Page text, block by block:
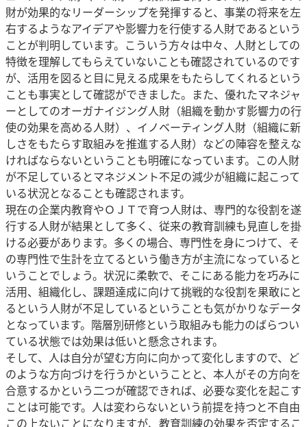
財が効果的なリーダーシップを発揮すると、事業の将来を左
右するようなアイデアや影響力を行使する人財であるという
ことが判明しています。こういう方々は中々、人財としての
特徴を理解してもらえていないことも確認されているのです
が、活用を図ると目に見える成果をもたらしてくれるという
ことも事実として確認ができました。また、優れたマネジャ
ーとしてのオーガナイジング人財（組織を動かす影響力の行
使の効果を高める人財）、イノベーティング人財（組織に新
しさをもたらす取組みを推進する人財）などの陣容を整えな
ければならないということも明確になっています。この人財
が不足しているとマネジメント不足の減少が組織に起こって
いる状況となることも確認されます。
現在の企業内教育やＯＪＴで育つ人財は、専門的な役割を遂
行する人財が結果として多く、従来の教育訓練も見直しを掛
ける必要があります。多くの場合、専門性を身につけて、そ
の専門性で生計を立てるという働き方が主流になっていると
いうことでしょう。状況に柔軟で、そこにある能力を巧みに
活用、組織化し、課題達成に向けて挑戦的な役割を果敢にと
るという人財が不足しているということも気がかりなデータ
となっています。階層別研修という取組みも能力のばらつい
ている状態では効果は低いと懸念されます。
そして、人は自分が望む方向に向かって変化しますので、ど
のような方向づけを行うかということと、本人がその方向を
合意するかという二つが確認できれば、必要な変化を起こす
ことは可能です。人は変わらないという前提を持つと不自由
この上ないことになりますが、教育訓練の効果を否定するこ